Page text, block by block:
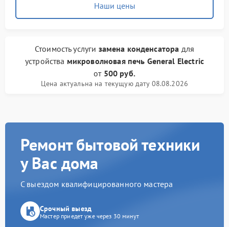
Наши цены
Стоимость услуги замена конденсатора для
устройства микроволновая печь General Electric
от 500 руб.
Цена актуальна на текущую дату 08.08.2026
Ремонт бытовой техники
у Вас дома
С выездом квалифицированного мастера
Срочный выезд
Мастер приедет уже через 30 минут